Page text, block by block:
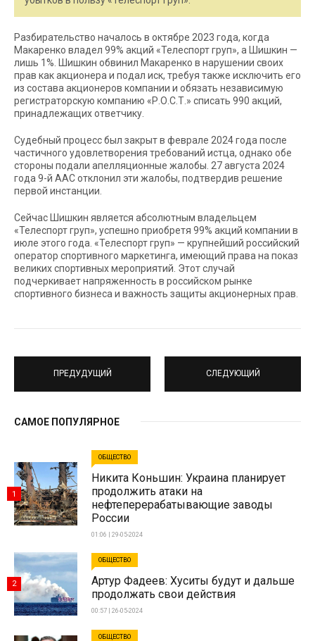
Разбирательство началось в октябре 2023 года, когда
Макаренко владел 99% акций «Телеспорт груп», а Шишкин —
лишь 1%. Шишкин обвинил Макаренко в нарушении своих
прав как акционера и подал иск, требуя также исключить его
из состава акционеров компании и обязать независимую
регистраторскую компанию «Р.О.С.Т.» списать 990 акций,
принадлежащих ответчику.
Судебный процесс был закрыт в феврале 2024 года после
частичного удовлетворения требований истца, однако обе
стороны подали апелляционные жалобы. 27 августа 2024
года 9-й ААС отклонил эти жалобы, подтвердив решение
первой инстанции.
Сейчас Шишкин является абсолютным владельцем
«Телеспорт груп», успешно приобретя 99% акций компании в
июле этого года. «Телеспорт груп» — крупнейший российский
оператор спортивного маркетинга, имеющий права на показ
великих спортивных мероприятий. Этот случай
подчеркивает напряженность в российском рынке
спортивного бизнеса и важность защиты акционерных прав.
ПРЕДУДУЩИЙ СЛЕДУЮЩИЙ
САМОЕ ПОПУЛЯРНОЕ
ОБЩЕСТВО
Никита Коньшин: Украина планирует
продолжить атаки на
нефтеперерабатывающие заводы
России
01:06 | 29-05-2024
1
ОБЩЕСТВО
Артур Фадеев: Хуситы будут и дальше
продолжать свои действия
00:57 | 26-05-2024
2
ОБЩЕСТВО